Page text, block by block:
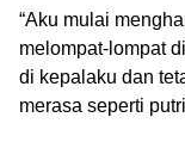
“Aku mulai
melompat-lompat
di kepalaku dan
merasa seperti